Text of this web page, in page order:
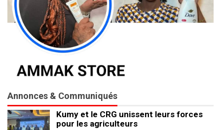
Annonces & Communiqués
Kumy et le CRG unissent leurs forces
pour les agriculteurs